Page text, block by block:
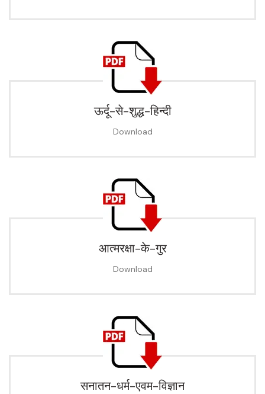
ऊर्दू-से-शुद्ध-हिन्दी
Download
आत्मरक्षा-के-गुर
Download
सनातन-धर्म-एवम-विज्ञान